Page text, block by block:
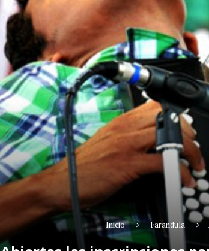
Inicio Farandula